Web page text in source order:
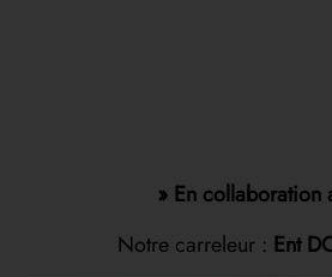
» En collaboration
Notre carreleur : Ent